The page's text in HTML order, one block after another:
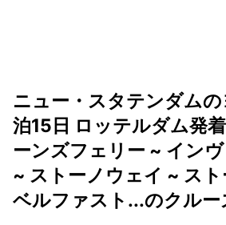
ニュー・スタテンダム
泊15日 ロッテルダム発
ーンズフェリー ~ イン
~ ストーノウェイ ~ ス
ベルファスト...のクルー